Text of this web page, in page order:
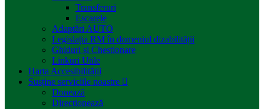
Transferuri
Escarele
Adaptări AUTO
Legislația RM în domeniul dizabilității
Ghiduri și Chestionare
Linkuri Utile
Harta Accesibilității
Susține serviciile noastre
Donează
Direcționează